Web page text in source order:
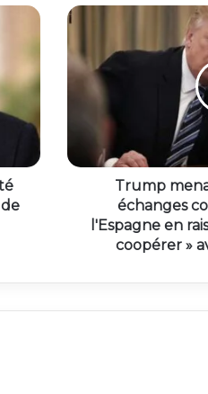
Trump
échanges
l'Espagne en
coopérer »